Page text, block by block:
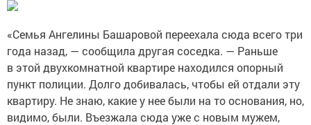
«Семья Ангелины Башаровой переехала сюда всего три
года назад, — сообщила другая соседка. — Раньше
в этой двухкомнатной квартире находился опорный
пункт полиции. Долго добивалась, чтобы ей отдали эту
квартиру. Не знаю, какие у нее были на то основания, но,
видимо, были. Въезжала сюда уже с новым мужем,